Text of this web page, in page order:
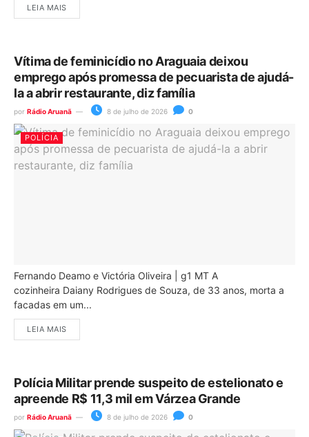
LEIA MAIS
Vítima de feminicídio no Araguaia deixou
emprego após promessa de pecuarista de ajudá-
la a abrir restaurante, diz família
por Rádio Aruanã 8 de julho de 2026 0
POLÍCIA
Fernando Deamo e Victória Oliveira | g1 MT A
cozinheira Daiany Rodrigues de Souza, de 33 anos, morta a
facadas em um...
LEIA MAIS
Polícia Militar prende suspeito de estelionato e
apreende R$ 11,3 mil em Várzea Grande
por Rádio Aruanã 8 de julho de 2026 0